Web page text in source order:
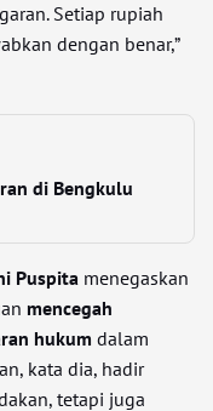
Setiap rupiah
dengan benar,”
di Bengkulu
Puspita menegaskan
mencegah
hukum dalam
kata dia, hadir
tetapi juga